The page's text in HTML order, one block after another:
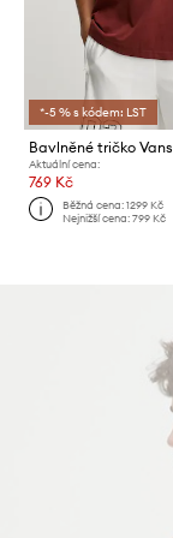
*-5 % s kódem: LST
Bavlněné tričko Vans
Aktuální cena:
769 Kč
Běžná cena:1299 Kč
Nejnižší cena:799 Kč